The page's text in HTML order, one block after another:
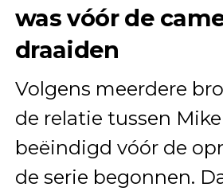
was vóór de
draaiden
Volgens meerdere
de relatie tussen
beëindigd vóór de
de serie begonnen.